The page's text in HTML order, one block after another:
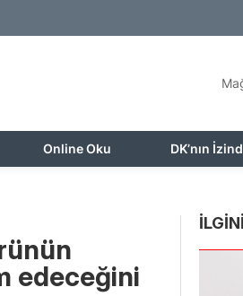
Online Oku DK’nın
edeceğini